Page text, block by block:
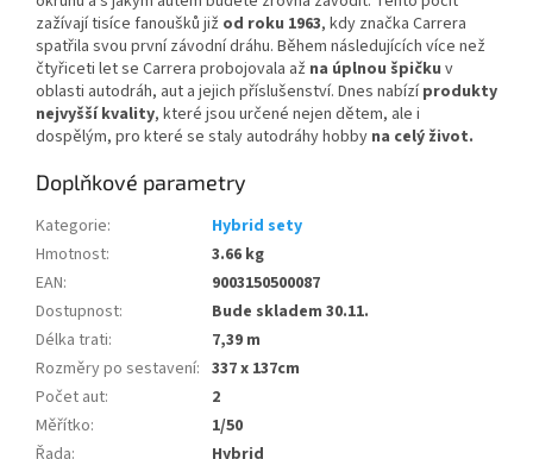
zažívají tisíce fanoušků již od roku 1963, kdy značka Carrera
spatřila svou první závodní dráhu. Během následujících více než
čtyřiceti let se Carrera probojovala až na úplnou špičku v
oblasti autodráh, aut a jejich příslušenství. Dnes nabízíprodukty
nejvyšší kvality, které jsou určené nejen dětem, ale i
dospělým, pro které se staly autodráhy hobby na celý život.
Doplňkové parametry
Kategorie:
Hybrid sety
Hmotnost:
3.66 kg
EAN:
9003150500087
Dostupnost:
Bude skladem 30.11.
Délka trati:
7,39 m
Rozměry po sestavení: 337 x 137cm
Počet aut:
2
Měřítko:
1/50